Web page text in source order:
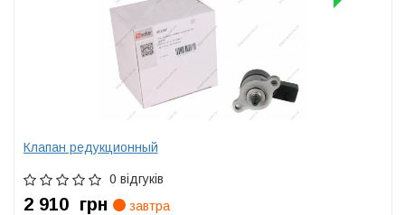
Клапан редукционный
0 відгуків
2 910 грн
завтра